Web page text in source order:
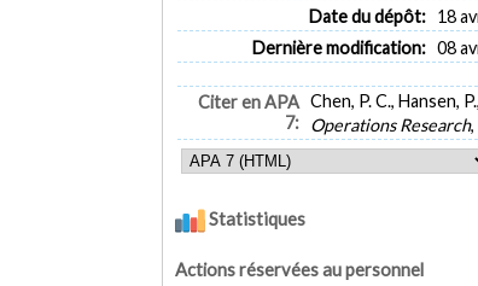
Date du dépôt: 18
Dernière modification: 08
Citer en APA
7:
Chen, P. C., Hansen,
Operations Research,
Statistiques
Actions réservées au personnel